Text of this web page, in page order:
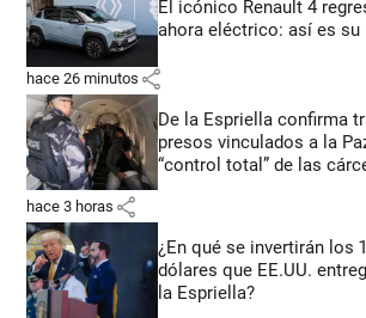
El icónico Renault 4
ahora eléctrico: así es su
hace 26 minutos share
De la Espriella confirma
presos vinculados a la
“control total” de las
hace 3 horas share
¿En qué se invertirán los
dólares que EE.UU.
la Espriella?